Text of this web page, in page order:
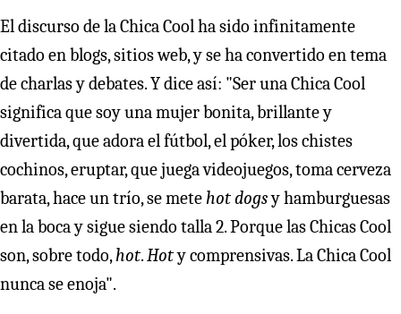
El discurso de la Chica Cool ha sido infinitamente
citado en blogs, sitios web, y se ha convertido en tema
de charlas y debates. Y dice así: "Ser una Chica Cool
significa que soy una mujer bonita, brillante y
divertida, que adora el fútbol, el póker, los chistes
cochinos, eruptar, que juega videojuegos, toma cerveza
barata, hace un trío, se metehot dogsy hamburguesas
en la boca y sigue siendo talla 2. Porque las Chicas Cool
son, sobre todo,hot.Hoty comprensivas. La Chica Cool
nunca se enoja".